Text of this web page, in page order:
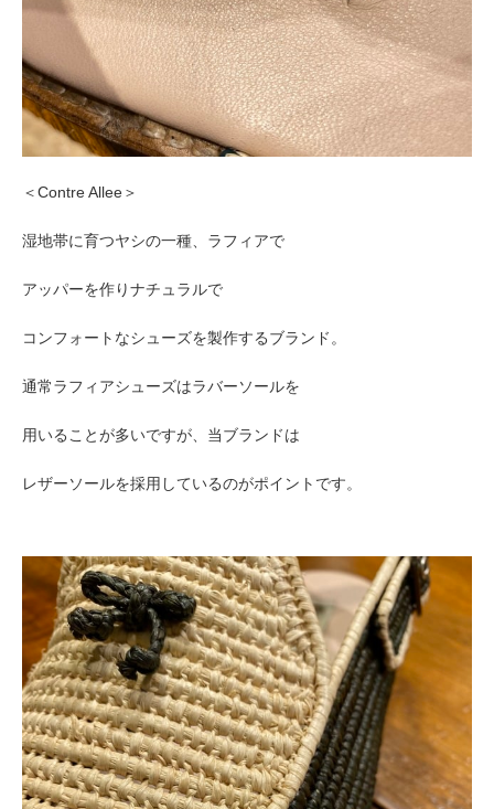
＜Contre Allee＞
湿地帯に育つヤシの一種、ラフィアで
アッパーを作りナチュラルで
コンフォートなシューズを製作するブランド。
通常ラフィアシューズはラバーソールを
用いることが多いですが、当ブランドは
レザーソールを採用しているのがポイントです。